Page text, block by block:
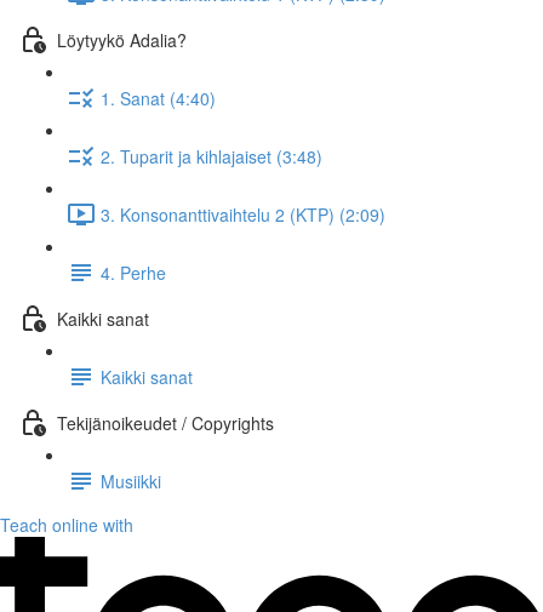
Löytyykö Adalia?
1. Sanat (4:40)
2. Tuparit ja kihlajaiset (3:48)
3. Konsonanttivaihtelu 2 (KTP) (2:09)
4. Perhe
Kaikki sanat
Kaikki sanat
Tekijänoikeudet / Copyrights
Musiikki
Teach online with